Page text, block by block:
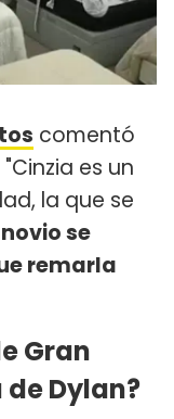
comentó
"Cinzia es un
la que se
se
remarla
Gran
Dylan?